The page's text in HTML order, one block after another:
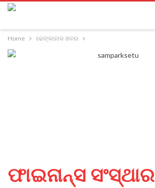
Home ଢେଙ୍କାନାଳ ଖବର
ଫାଇନାନ୍ସ ସଂସ୍ଥାର